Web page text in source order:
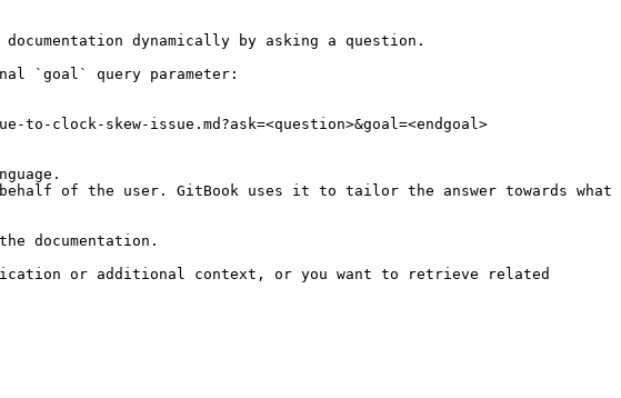
dynamically by asking a question.
`goal` query parameter:
skew-issue.md?ask=<question>&goal=<endgoal>
of the user. GitBook uses it to tailor the answer towards what
documentation.
or additional context, or you want to retrieve related